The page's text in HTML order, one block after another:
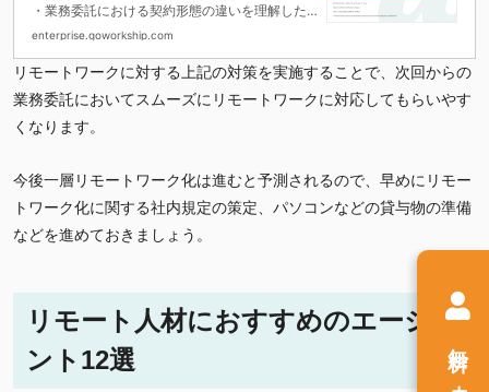
・業務委託における契約形態の違いを理解した
い
を知りたい
enterprise.goworkship.com
リモートワークに対する上記の対策を実施することで、次回からの
業務委託においてスムーズにリモートワークに対応してもらいやす
くなります。
今後一層リモートワーク化は進むと予測されるので、早めにリモー
トワーク化に関する社内規定の策定、パソコンなどの貸与物の準備
などを進めておきましょう。
リモート人材におすすめのエージェ
ント12選